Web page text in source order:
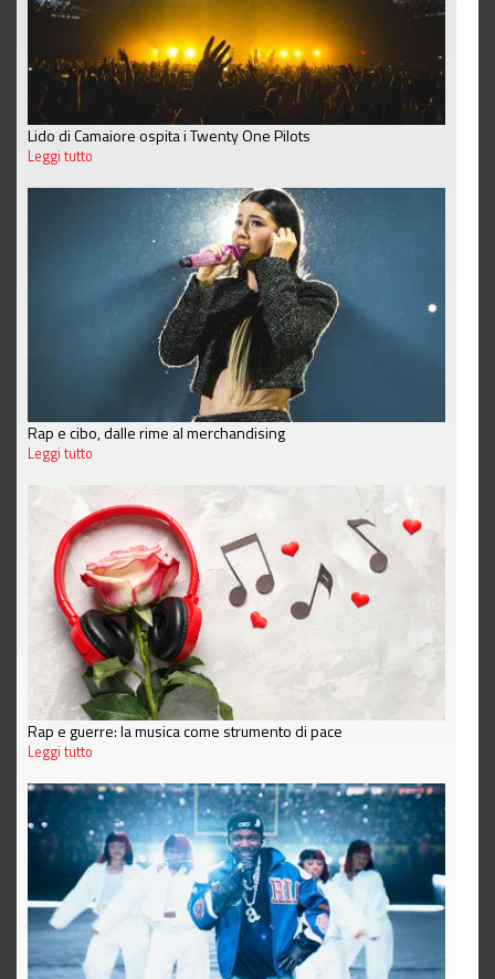
Lido di Camaiore ospita i Twenty One Pilots
Leggi tutto
Rap e cibo, dalle rime al merchandising
Leggi tutto
Rap e guerre: la musica come strumento di pace
Leggi tutto